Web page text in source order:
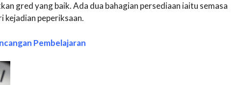
gred yang baik. Ada dua bahagian persediaan iaitu semasa
kejadian peperiksaan.
Pembelajaran